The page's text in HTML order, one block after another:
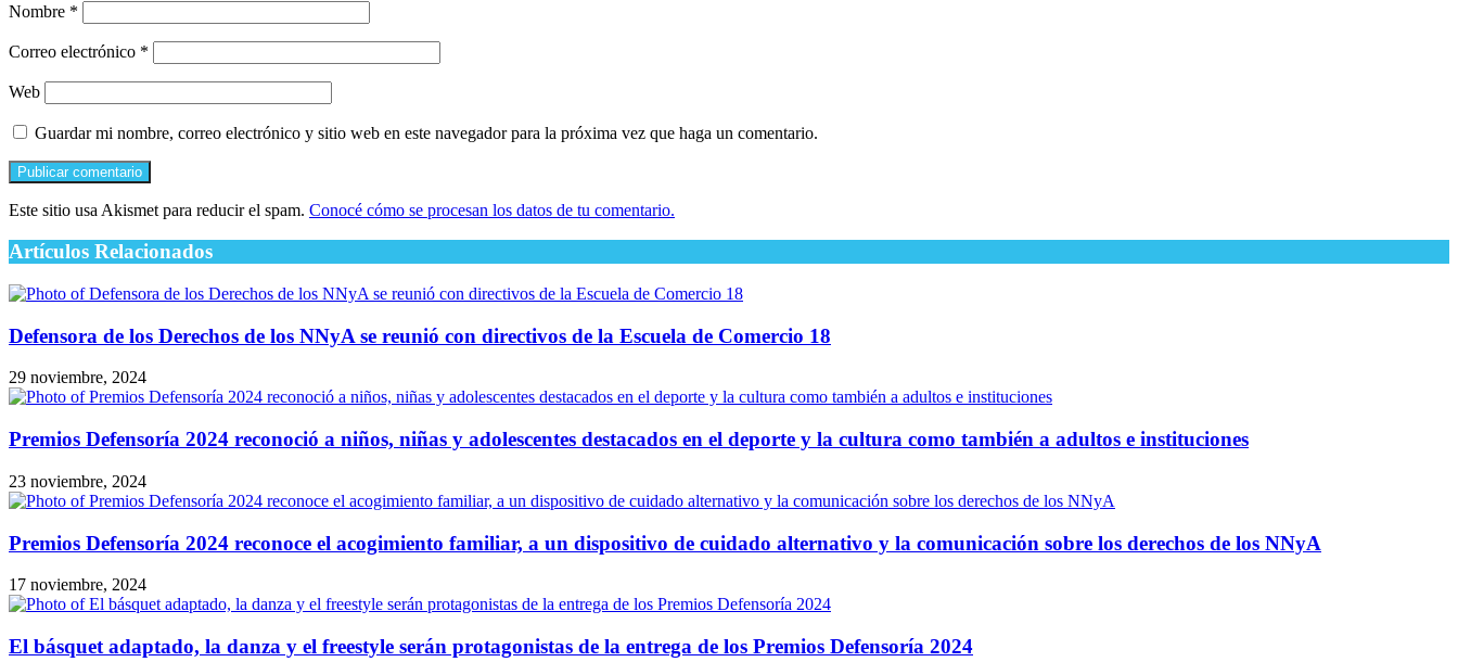
Nombre *
Correo electrónico *
Web
Guardar mi nombre, correo electrónico y sitio web en este navegador para la próxima vez que haga un comentario.
Este sitio usa Akismet para reducir el spam. Conocé cómo se procesan los datos de tu comentario.
Artículos Relacionados
Defensora de los Derechos de los NNyA se reunió con directivos de la Escuela de Comercio 18
29 noviembre, 2024
Premios Defensoría 2024 reconoció a niños, niñas y adolescentes destacados en el deporte y la cultura como también a adultos e instituciones
23 noviembre, 2024
Premios Defensoría 2024 reconoce el acogimiento familiar, a un dispositivo de cuidado alternativo y la comunicación sobre los derechos de los NNyA
17 noviembre, 2024
El básquet adaptado, la danza y el freestyle serán protagonistas de la entrega de los Premios Defensoría 2024